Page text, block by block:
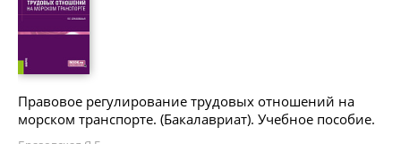
Правовое регулирование трудовых отношений на
морском транспорте. (Бакалавриат). Учебное пособие.